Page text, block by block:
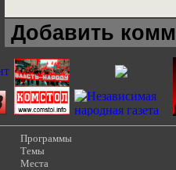
Добавить
Программы
Темы
Места